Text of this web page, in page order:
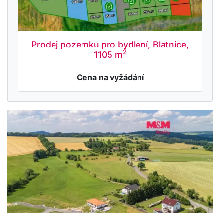
Prodej pozemku pro bydlení, Blatnice,
1105 m2
Cena na vyžádání